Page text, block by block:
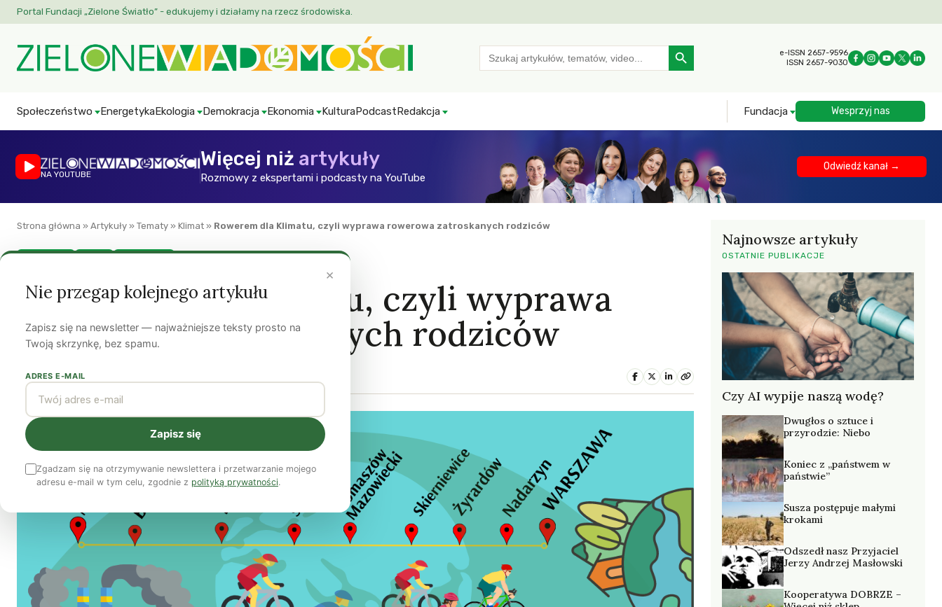
Portal Fundacji „Zielone Światło” - edukujemy i działamy na rzecz środowiska.
Search
for:
Search Button
e-ISSN 2657-9596
ISSN 2657-9030
Społeczeństwo EnergetykaEkologia Demokracja Ekonomia KulturaPodcastRedakcja Fundacja Wesprzyj nas
NA YOUTUBE
Więcej niż artykuły
Rozmowy z ekspertami i podcasty na YouTube
Odwiedź kanał →
Strona główna » Artykuły » Tematy » Klimat » Rowerem dla Klimatu, czyli wyprawa rowerowa zatroskanych rodziców
Rowerem dla Klimatu, czyli wyprawa
rowerowa zatroskanych rodziców
23 maja 20224 min czytania
Najnowsze artykuły
OSTATNIE PUBLIKACJE
Czy AI wypije naszą wodę?
Dwugłos o sztuce i
przyrodzie: Niebo
Koniec z „państwem w
państwie”
Susza postępuje małymi
krokami
Odszedł nasz Przyjaciel
Jerzy Andrzej Masłowski
Kooperatywa DOBRZE –
×
Nie przegap kolejnego artykułu
Zapisz się na newsletter — najważniejsze teksty prosto na
Twoją skrzynkę, bez spamu.
ADRES E-MAIL
Zapisz się
Zgadzam się na otrzymywanie newslettera i przetwarzanie mojego
adresu e-mail w tym celu, zgodnie z polityką prywatności.